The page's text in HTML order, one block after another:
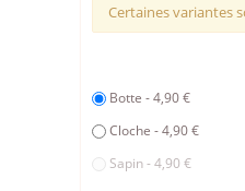
Certaines variantes
Botte - 4,90 €
Cloche - 4,90 €
Sapin - 4,90 €